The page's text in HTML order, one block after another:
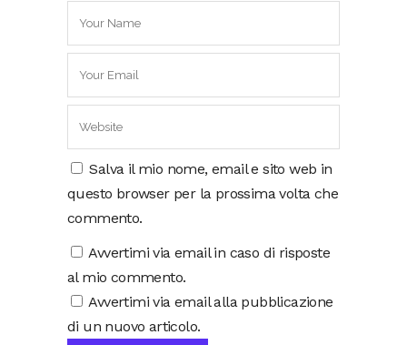
Salva il mio nome, email e sito web in
questo browser per la prossima volta che
commento.
Avvertimi via email in caso di risposte
al mio commento.
Avvertimi via email alla pubblicazione
di un nuovo articolo.